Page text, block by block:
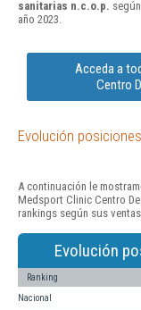
sanitarias n.c.o.p.
año 2023.
Acceda a
Centro
Evolución
A continuación le
Medsport Clinic Centro
rankings según sus
Evolución
Ranking
Nacional